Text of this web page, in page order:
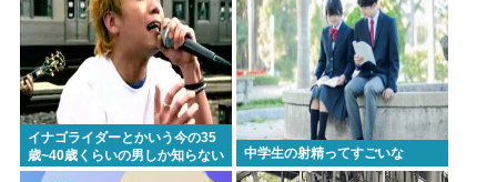
イナゴライダーとかいう今の35
歳~40歳くらいの男しか知らない
バンドwww
中学生の射精ってすごいな